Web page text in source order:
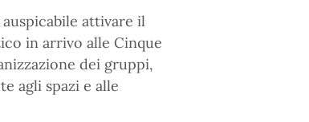
attivare il
in arrivo alle Cinque
dei gruppi,
agli spazi e alle